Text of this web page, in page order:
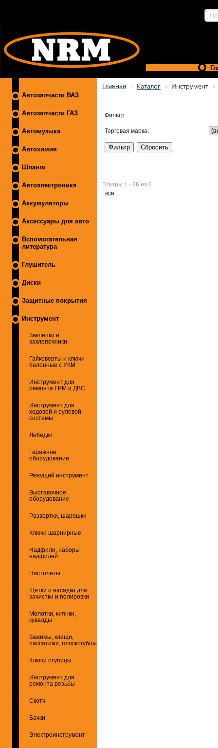
Автозапчасти ВАЗ
Автозапчасти ГАЗ
Автомузыка
Автохимия
Шланги
Автоэлектроника
Аккумуляторы
Аксессуары для авто
Вспомогательная
литература
Глушитель
Диски
Защитные покрытия
Инструмент
Заклепки и
заклепочники
Гайковерты и ключи
балонные с УКМ
Инструмент для
ремонта ГРМ и ДВС
Инструмент для
ходовой и рулевой
системы
Лебедки
Гаражное
оборудование
Режущий инструмент
Выставочное
оборудование
Развертки, шарошки
Ключи шарнирные
Надфили, наборы
надфилей
Пистолеты
Щетки и насадки для
зачистки и полировки
Молотки, киянки,
кувалды
Зажимы, клещи,
пассатижи, плоскогубцы
Ключи ступицы
Инструмент для
ремонта резьбы
Скотч
Бачки
Электроинструмент
Главная Каталог Инструмент
Фильтр
Торговая марка:
Товары 1 - 36 из 0
| все